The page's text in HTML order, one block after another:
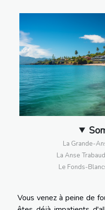
La Grande-
La Anse
Le Fonds-
Vous venez à peine de